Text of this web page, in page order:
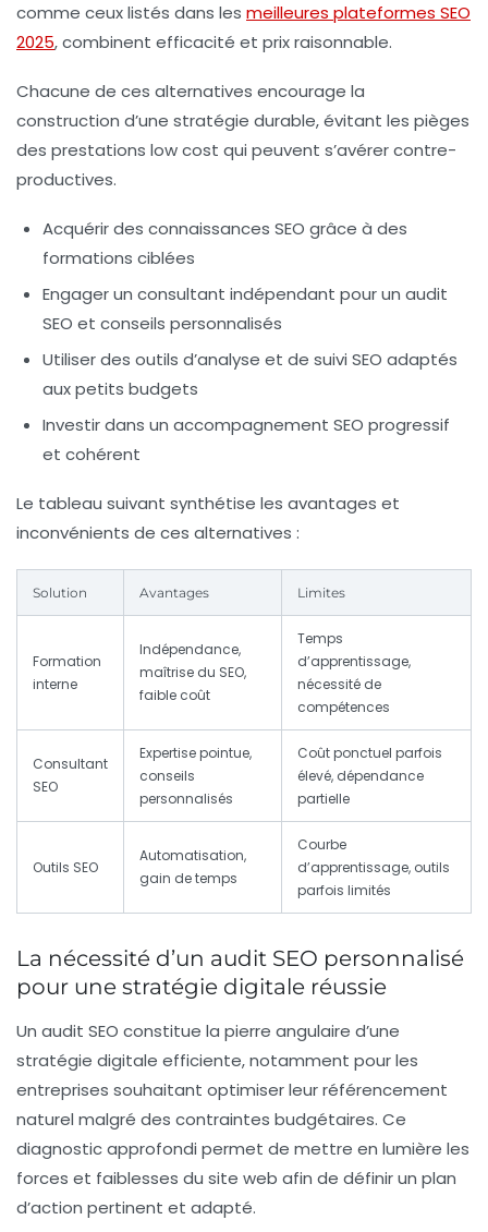
comme ceux listés dans les meilleures plateformes SEO
2025, combinent efficacité et prix raisonnable.
Chacune de ces alternatives encourage la
construction d’une stratégie durable, évitant les pièges
des prestations low cost qui peuvent s’avérer contre-
productives.
Acquérir des connaissances SEO grâce à des
formations ciblées
Engager un consultant indépendant pour un audit
SEO et conseils personnalisés
Utiliser des outils d’analyse et de suivi SEO adaptés
aux petits budgets
Investir dans un accompagnement SEO progressif
et cohérent
Le tableau suivant synthétise les avantages et
inconvénients de ces alternatives :
Solution Avantages Limites
Formation
interne
Indépendance,
maîtrise du SEO,
faible coût
Temps
d’apprentissage,
nécessité de
compétences
Consultant
SEO
Expertise pointue,
conseils
personnalisés
Coût ponctuel parfois
élevé, dépendance
partielle
Outils SEO
Automatisation,
gain de temps
Courbe
d’apprentissage, outils
parfois limités
La nécessité d’un audit SEO personnalisé
pour une stratégie digitale réussie
Un audit SEO constitue la pierre angulaire d’une
stratégie digitale efficiente, notamment pour les
entreprises souhaitant optimiser leur référencement
naturel malgré des contraintes budgétaires. Ce
diagnostic approfondi permet de mettre en lumière les
forces et faiblesses du site web afin de définir un plan
d’action pertinent et adapté.